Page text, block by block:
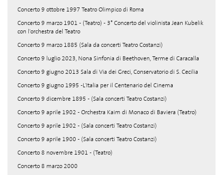
Concerto 9 ottobre 1997 Teatro Olimpico di Roma
Concerto 9 marzo 1901 - (Teatro) - 3° Concerto del violinista Jean Kubelik
con l'orchestra del Teatro
Concerto 9 marzo 1885 (Sala da concerti Teatro Costanzi)
Concerto 9 luglio 2023, Nona Sinfonia di Beethoven, Terme di Caracalla
Concerto 9 giugno 2013 Sala di Via dei Greci, Conservatorio di S. Cecilia
Concerto 9 giugno 1995 -L'Italia per il Centenario del Cinema
Concerto 9 dicembre 1895 - (Sala concerti Teatro Costanzi)
Concerto 9 aprile 1902 - Orchestra Kaim di Monaco di Baviera (Teatro)
Concerto 9 aprile 1902 - (Sala concerti Teatro Costanzi)
Concerto 9 aprile 1900 - (Sala concerti Teatro Costanzi)
Concerto 8 novembre 1901 - (Teatro)
Concerto 8 marzo 2000